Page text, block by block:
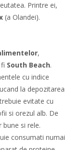
Printre ei,
(a Olandei).
,
South Beach.
cu indice
la depozitarea
evitate cu
si orezul alb. De
bune si rele.
consumati numai